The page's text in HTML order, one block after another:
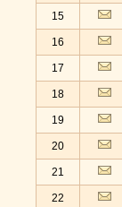
15
16
17
18
19
20
21
22